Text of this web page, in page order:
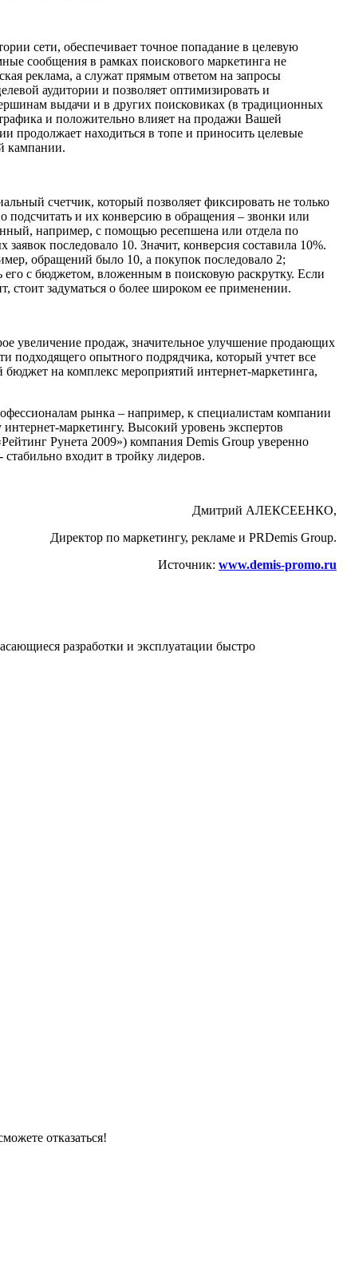
сети, обеспечивает точное попадание в целевую
сообщения в рамках поискового маркетинга не
реклама, а служат прямым ответом на запросы
аудитории и позволяет оптимизировать и
выдачи и в других поисковиках (в традиционных
и положительно влияет на продажи Вашей
продолжает находиться в топе и приносить целевые
кампании.
счетчик, который позволяет фиксировать не только
подсчитать и их конверсию в обращения – звонки или
например, с помощью ресепшена или отдела по
последовало 10. Значит, конверсия составила 10%.
обращений было 10, а покупок последовало 2;
его с бюджетом, вложенным в поисковую раскрутку. Если
стоит задуматься о более широком ее применении.
увеличение продаж, значительное улучшение продающих
подходящего опытного подрядчика, который учтет все
на комплекс мероприятий интернет-маркетинга,
рынка – например, к специалистам компании
маркетингу. Высокий уровень экспертов
Рунета 2009») компания Demis Group уверенно
входит в тройку лидеров.
Дмитрий АЛЕКСЕЕНКО,
Директор по маркетингу, рекламе и PRDemis Group.
Источник: www.demis-promo.ru
разработки и эксплуатации быстро
отказаться!